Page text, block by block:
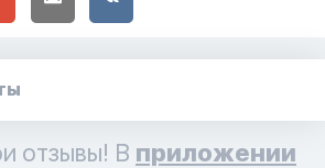
отзывы! В приложении